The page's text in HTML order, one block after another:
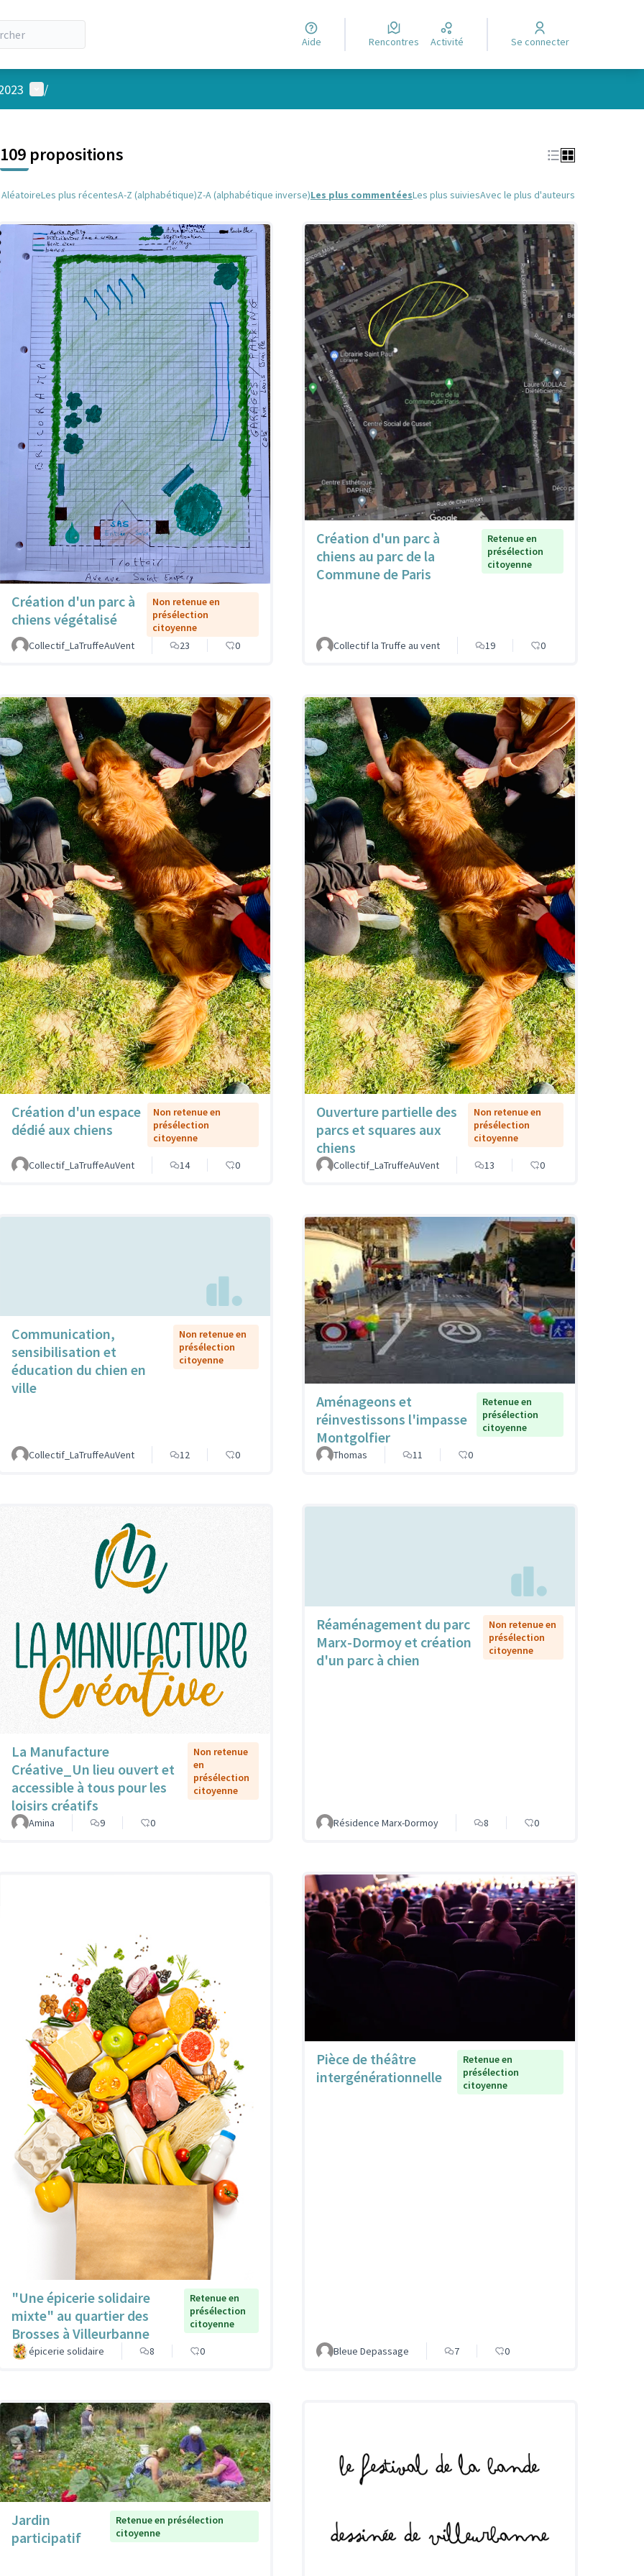
Aide Rencontres Activité Se connecter
Menu utilisateur
/
109 propositions
AléatoireLes plus récentesA-Z (alphabétique)Z-A (alphabétique inverse)Les plus commentéesLes plus suiviesAvec le plus d'auteurs
Création d'un parc à
chiens végétalisé
Non retenue en
présélection
citoyenne
Collectif_LaTruffeAuVent
23 0
Création d'un parc à
chiens au parc de la
Commune de Paris
Retenue en
présélection
citoyenne
Collectif la Truffe au vent 19 0
Création d'un espace
dédié aux chiens
Non retenue en
présélection
citoyenne
Collectif_LaTruffeAuVent 14 0
Ouverture partielle des
parcs et squares aux
chiens
Non retenue en
présélection
citoyenne
Collectif_LaTruffeAuVent 13 0
Communication,
sensibilisation et
éducation du chien en
ville
Non retenue en
présélection
citoyenne
Collectif_LaTruffeAuVent 12 0
Aménageons et
réinvestissons l'impasse
Montgolfier
Retenue en
présélection
citoyenne
Thomas 11 0
La Manufacture
Créative_Un lieu ouvert et
accessible à tous pour les
loisirs créatifs
Non retenue
en
présélection
citoyenne
Amina 9 0
Réaménagement du parc
Marx-Dormoy et création
d'un parc à chien
Non retenue en
présélection
citoyenne
Résidence Marx-Dormoy 8 0
"Une épicerie solidaire
mixte" au quartier des
Brosses à Villeurbanne
Retenue en
présélection
citoyenne
épicerie solidaire 8 0
Pièce de théâtre
intergénérationnelle
Retenue en
présélection
citoyenne
Bleue Depassage 7 0
Jardin
participatif
Retenue en présélection
citoyenne